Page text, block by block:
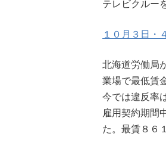
テレビクルー
１０月３日・
北海道労働局
業場で最低賃
今では違反率
雇用契約期間
た。最賃８６